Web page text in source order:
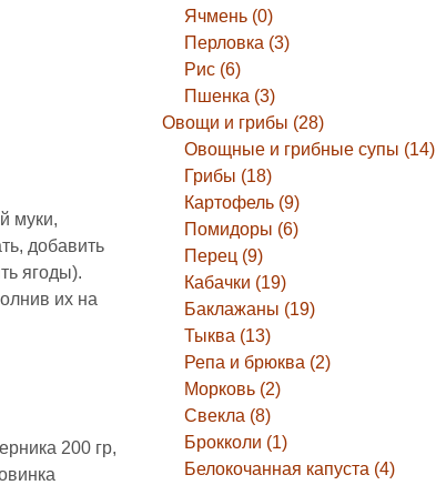
муки,
добавить
ягоды).
их на
200 гр,
Ячмень (0)
Перловка (3)
Рис (6)
Пшенка (3)
Овощи и грибы (28)
Овощные и грибные супы (14)
Грибы (18)
Картофель (9)
Помидоры (6)
Перец (9)
Кабачки (19)
Баклажаны (19)
Тыква (13)
Репа и брюква (2)
Морковь (2)
Свекла (8)
Брокколи (1)
Белокочанная капуста (4)